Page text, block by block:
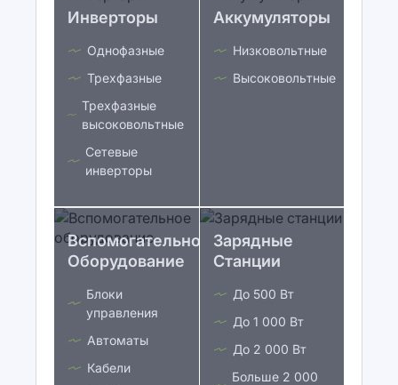
Инверторы
Однофазные
Трехфазные
Трехфазные
высоковольтные
Сетевые
инверторы
Аккумуляторы
Низковольтные
Высоковольтные
Вспомогательное
Оборудование
Блоки
управления
Автоматы
Кабели
Зарядные
Станции
До 500 Вт
До 1 000 Вт
До 2 000 Вт
Больше 2 000